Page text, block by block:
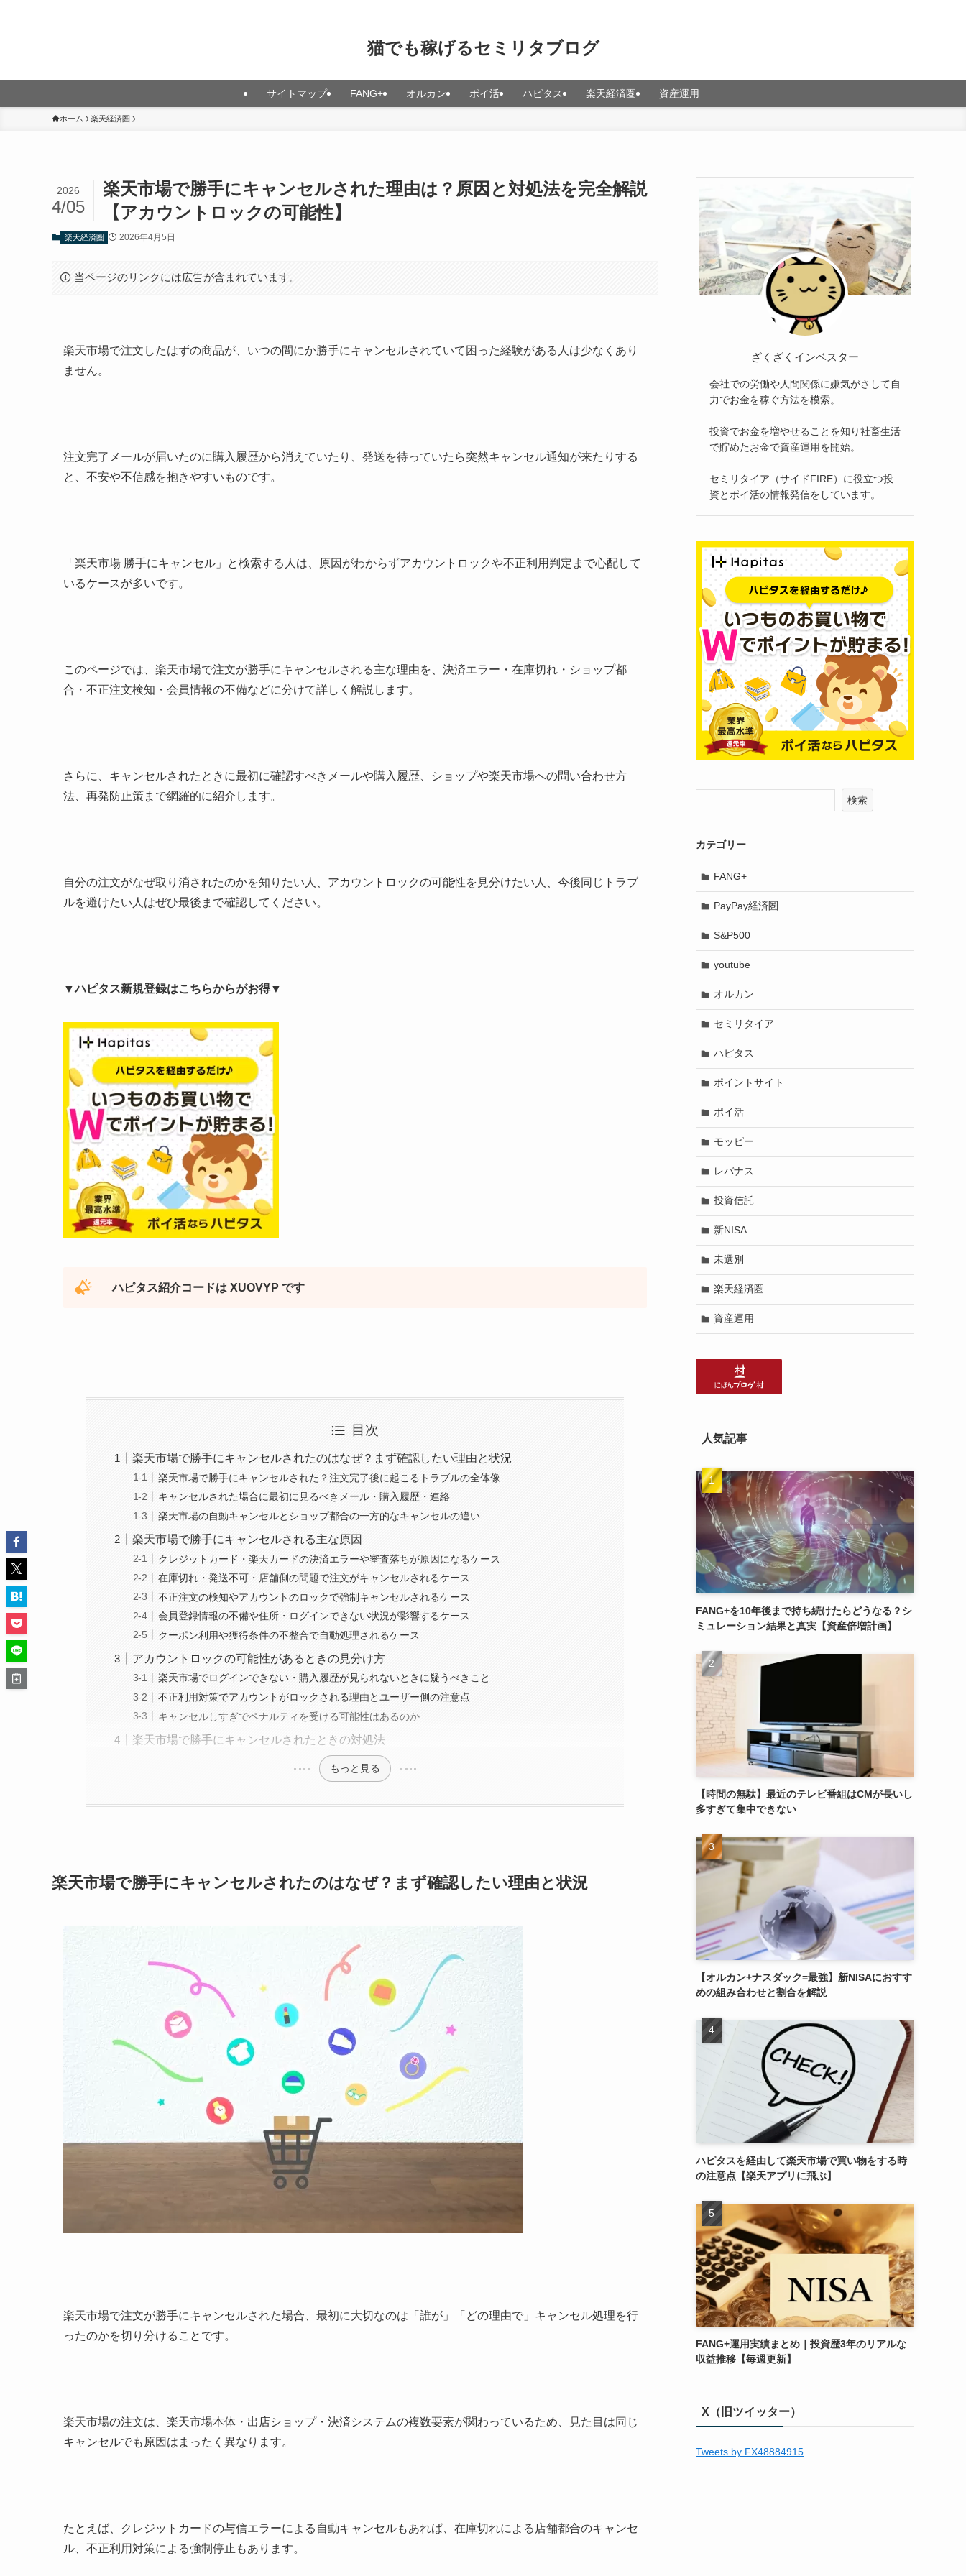
猫でも稼げるセミリタブログ
サイトマップ FANG+ オルカン ポイ活 ハピタス 楽天経済圏 資産運用
ホーム 楽天経済圏
楽天市場で勝手にキャンセルされた理由は？原因と対処法を完全解説
【アカウントロックの可能性】
2026
4/05
楽天経済圏 2026年4月5日
当ページのリンクには広告が含まれています。
楽天市場で注文したはずの商品が、いつの間にか勝手にキャンセルされていて困った経験がある人は少なくあり
ません。
注文完了メールが届いたのに購入履歴から消えていたり、発送を待っていたら突然キャンセル通知が来たりする
と、不安や不信感を抱きやすいものです。
「楽天市場 勝手にキャンセル」と検索する人は、原因がわからずアカウントロックや不正利用判定まで心配して
いるケースが多いです。
このページでは、楽天市場で注文が勝手にキャンセルされる主な理由を、決済エラー・在庫切れ・ショップ都
合・不正注文検知・会員情報の不備などに分けて詳しく解説します。
さらに、キャンセルされたときに最初に確認すべきメールや購入履歴、ショップや楽天市場への問い合わせ方
法、再発防止策まで網羅的に紹介します。
自分の注文がなぜ取り消されたのかを知りたい人、アカウントロックの可能性を見分けたい人、今後同じトラブ
ルを避けたい人はぜひ最後まで確認してください。
▼ハピタス新規登録はこちらからがお得▼
ハピタス紹介コードは XUOVYP です
目次
楽天市場で勝手にキャンセルされたのはなぜ？まず確認したい理由と状況
楽天市場で勝手にキャンセルされた？注文完了後に起こるトラブルの全体像
キャンセルされた場合に最初に見るべきメール・購入履歴・連絡
楽天市場の自動キャンセルとショップ都合の一方的なキャンセルの違い
楽天市場で勝手にキャンセルされる主な原因
クレジットカード・楽天カードの決済エラーや審査落ちが原因になるケース
在庫切れ・発送不可・店舗側の問題で注文がキャンセルされるケース
不正注文の検知やアカウントのロックで強制キャンセルされるケース
会員登録情報の不備や住所・ログインできない状況が影響するケース
クーポン利用や獲得条件の不整合で自動処理されるケース
アカウントロックの可能性があるときの見分け方
楽天市場でログインできない・購入履歴が見られないときに疑うべきこと
不正利用対策でアカウントがロックされる理由とユーザー側の注意点
キャンセルしすぎでペナルティを受ける可能性はあるのか
楽天市場で勝手にキャンセルされたときの対処法
もっと見る
楽天市場で勝手にキャンセルされたのはなぜ？まず確認したい理由と状況
楽天市場で注文が勝手にキャンセルされた場合、最初に大切なのは「誰が」「どの理由で」キャンセル処理を行
ったのかを切り分けることです。
楽天市場の注文は、楽天市場本体・出店ショップ・決済システムの複数要素が関わっているため、見た目は同じ
キャンセルでも原因はまったく異なります。
たとえば、クレジットカードの与信エラーによる自動キャンセルもあれば、在庫切れによる店舗都合のキャンセ
ル、不正利用対策による強制停止もあります。
ざくざくインベスター
会社での労働や人間関係に嫌気がさして自
力でお金を稼ぐ方法を模索。
投資でお金を増やせることを知り社畜生活
で貯めたお金で資産運用を開始。
セミリタイア（サイドFIRE）に役立つ投
資とポイ活の情報発信をしています。
検索
カテゴリー
FANG+
PayPay経済圏
S&P500
youtube
オルカン
セミリタイア
ハピタス
ポイントサイト
ポイ活
モッピー
レバナス
投資信託
新NISA
未選別
楽天経済圏
資産運用
人気記事
FANG+を10年後まで持ち続けたらどうなる？シ
ミュレーション結果と真実【資産倍増計画】
【時間の無駄】最近のテレビ番組はCMが長いし
多すぎて集中できない
【オルカン+ナスダック=最強】新NISAにおすす
めの組み合わせと割合を解説
ハピタスを経由して楽天市場で買い物をする時
の注意点【楽天アプリに飛ぶ】
FANG+運用実績まとめ｜投資歴3年のリアルな
収益推移【毎週更新】
X（旧ツイッター）
Tweets by FX48884915